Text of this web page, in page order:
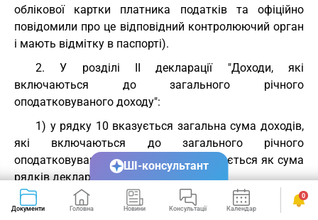
облікової картки платника податків та офіційно
повідомили про це відповідний контролюючий орган
і мають відмітку в паспорті).
2. У розділі II декларації "Доходи, які
включаються до загального річного
оподатковуваного доходу":
1) у рядку 10 вказується загальна сума доходів,
які включаються до загального річного
оподатковуваного доходу, що обчислюється як сума
рядків декларації:
рядок 10.1 + рядок 10.2 + рядок 10.3 + рядок 10.4
Документи Головна Новини Консультації Календар Сервіси
0
ШІ-консультант